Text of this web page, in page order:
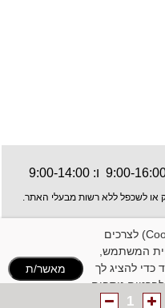
או לשכפל ללא רשות מבעלי האתר.
1
האתר עושה שימוש בקובצי עוגיות (Cookies) לצרכים
המשתמש,
כדי להציג לך
לפרטים נוספים:
מאשר/ת